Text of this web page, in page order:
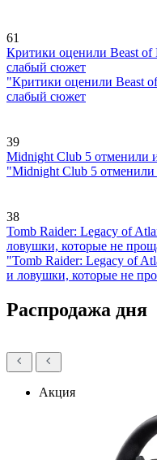
61
Критики оценили Beast of
слабый сюжет
"Критики оценили Beast
слабый сюжет
39
Midnight Club 5 отменили
"Midnight Club 5 отменили
38
Tomb Raider: Legacy of
ловушки, которые не
"Tomb Raider: Legacy of
и ловушки, которые не
Распродажа дня
Акция